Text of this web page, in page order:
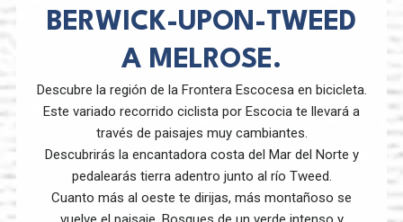
BERWICK-UPON-TWEED
A MELROSE.
Descubre la región de la Frontera Escocesa en bicicleta.
Este variado recorrido ciclista por Escocia te llevará a
través de paisajes muy cambiantes.
Descubrirás la encantadora costa del Mar del Norte y
pedalearás tierra adentro junto al río Tweed.
Cuanto más al oeste te dirijas, más montañoso se